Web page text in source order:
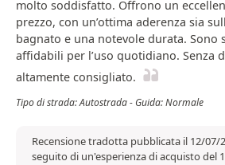
molto soddisfatto. Offrono un
prezzo, con un’ottima aderenza sia
bagnato e una notevole durata. Sono
affidabili per l’uso quotidiano. Senza
altamente consigliato.
Tipo di strada: Autostrada - Guida: Normale
Recensione tradotta pubblicata il 12/07/
seguito di un'esperienza di acquisto del